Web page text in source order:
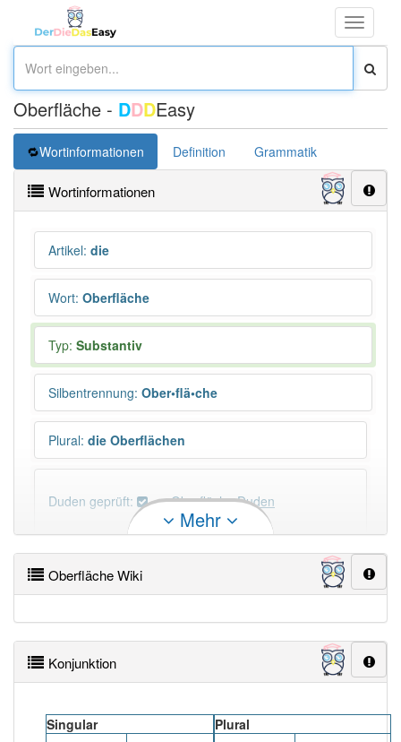
Toggle
Oberfläche - DDDEasy
Wortinformationen Definition Grammatik
Wortinformationen
Artikel: die
Wort: Oberfläche
Typ: Substantiv
Silbentrennung: Ober•flä•che
Plural: die Oberflächen
Duden geprüft: Oberfläche Duden
PowerIndex:649
Häufigkeit: 6 von 10
Mehr
Oberfläche Wiki
Konjunktion
Singular Plural